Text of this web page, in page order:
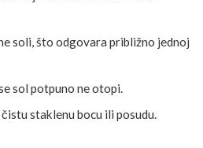
soli, što odgovara približno jednoj
sol potpuno ne otopi.
staklenu bocu ili posudu.